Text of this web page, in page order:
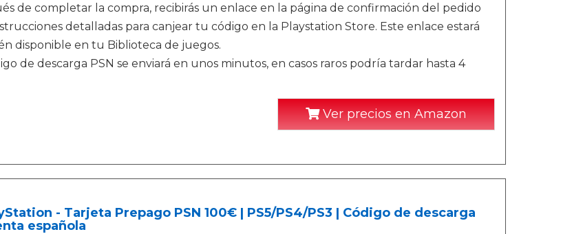
de completar la compra, recibirás un enlace en la página de confirmación del pedido
detalladas para canjear tu código en la Playstation Store. Este enlace estará
disponible en tu Biblioteca de juegos.
de descarga PSN se enviará en unos minutos, en casos raros podría tardar hasta 4
Ver precios en Amazon
- Tarjeta Prepago PSN 100€ | PS5/PS4/PS3 | Código de descarga
española